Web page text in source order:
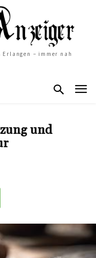
– immer nah
und